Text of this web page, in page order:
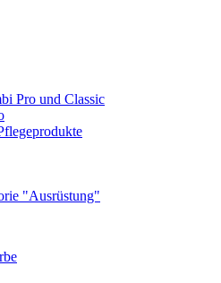
Pro und Classic
"Ausrüstung"